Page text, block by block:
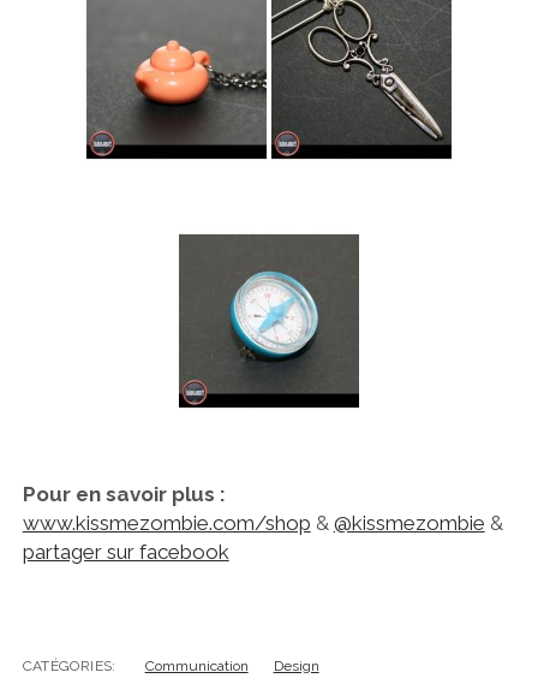
Pour en savoir plus :
www.kissmezombie.com/shop & @kissmezombie &
partager sur facebook
CATÉGORIES: Communication Design